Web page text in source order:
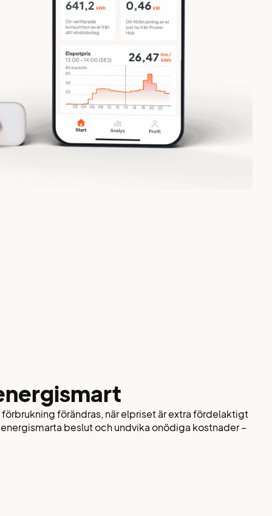
förändras, när elpriset är extra fördelaktigt
beslut och undvika onödiga kostnader –